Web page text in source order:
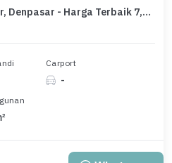
Rumah Area Premium Sanur, Denpasar - Harga Terbaik 7,2 Miliar
Carport
-